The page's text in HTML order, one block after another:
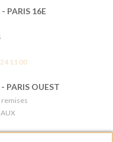
PARIS 16E
11 00
PARIS OUEST
remises